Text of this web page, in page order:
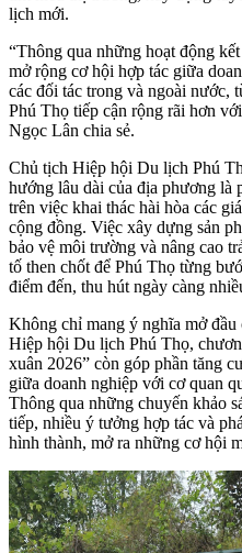
lịch mới.
“Thông qua những hoạt động
mở rộng cơ hội hợp tác giữa
các đối tác trong và ngoài nước,
Phú Thọ tiếp cận rộng rãi hơn
Ngọc Lân chia sẻ.
Chủ tịch Hiệp hội Du lịch Phú
hướng lâu dài của địa phương là
trên việc khai thác hài hòa các
cộng đồng. Việc xây dựng sản
bảo vệ môi trường và nâng cao
tố then chốt để Phú Thọ từng
điểm đến, thu hút ngày càng
Không chỉ mang ý nghĩa mở đầu
Hiệp hội Du lịch Phú Thọ,
xuân 2026” còn góp phần tăng
giữa doanh nghiệp với cơ quan
Thông qua những chuyến khảo
tiếp, nhiều ý tưởng hợp tác và
hình thành, mở ra những cơ hội